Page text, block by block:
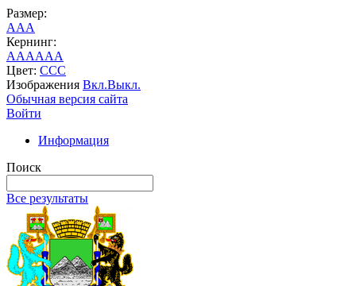
Размер:
AAA
Кернинг:
AAAAAA
Цвет: CCC
Изображения Вкл.Выкл.
Обычная версия сайта
Войти
Информация
Поиск
Все результаты